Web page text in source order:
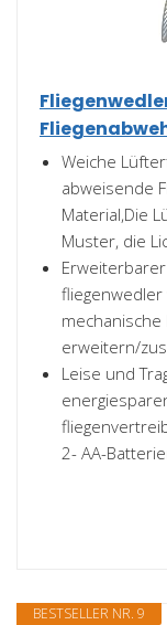
Weiche
abweisende
Material,Die
Muster, die
erweitern/
Leise und
2- AA-
BESTSELLER NR. 9